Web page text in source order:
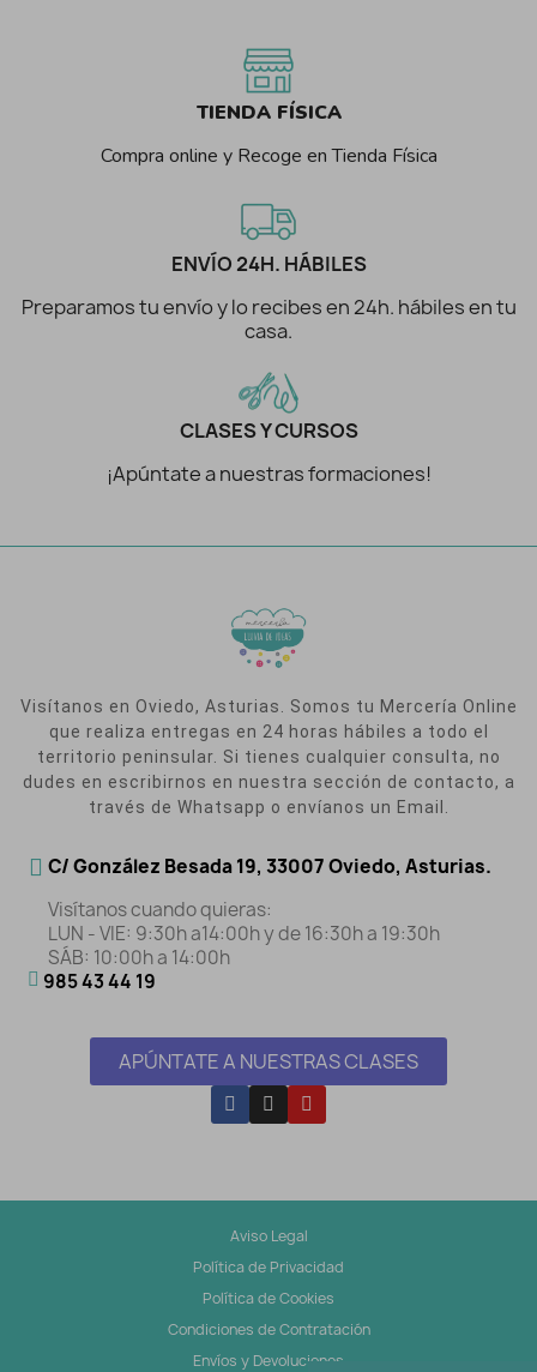
TIENDA FÍSICA
Compra online y Recoge en Tienda Física
ENVÍO 24H. HÁBILES
Preparamos tu envío y lo recibes en 24h. hábiles en tu
casa.
CLASES Y CURSOS
¡Apúntate a nuestras formaciones!
Visítanos en Oviedo, Asturias. Somos tu Mercería Online
que realiza entregas en 24 horas hábiles a todo el
territorio peninsular. Si tienes cualquier consulta, no
dudes en escribirnos en nuestra sección de contacto, a
través de Whatsapp o envíanos un Email.
C/ González Besada 19, 33007 Oviedo, Asturias.
Visítanos cuando quieras:
LUN - VIE: 9:30h a14:00h y de 16:30h a 19:30h
SÁB: 10:00h a 14:00h
985 43 44 19
APÚNTATE A NUESTRAS CLASES
Aviso Legal
Política de Privacidad
Política de Cookies
Condiciones de Contratación
Envíos y Devoluciones